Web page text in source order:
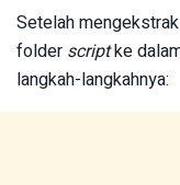
Setelah
folder scriptke
langkah-langkahnya: